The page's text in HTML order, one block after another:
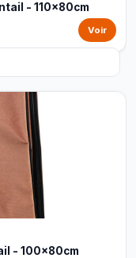
- 110x80cm
Voir
- 100x80cm